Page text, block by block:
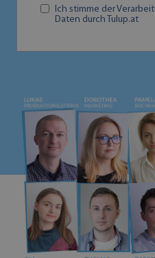
Ich stimme der
Daten durch Tulup.at